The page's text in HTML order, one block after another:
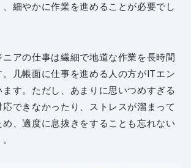
細やかに作業を進めることが必要でし
ニアの仕事は繊細で地道な作業を長時間
几帳面に仕事を進める人の方がITエン
す。ただし、あまりに思いつめすぎる
応できなかったり、ストレスが溜まって
め、適度に息抜きをすることも忘れない